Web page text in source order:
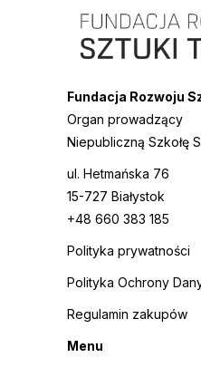
Fundacja Rozwoju
Organ prowadzący
Niepubliczną Szkołę
ul. Hetmańska 76
15-727 Białystok
+48 660 383 185
Polityka prywatności
Polityka Ochrony
Regulamin zakupów
Menu